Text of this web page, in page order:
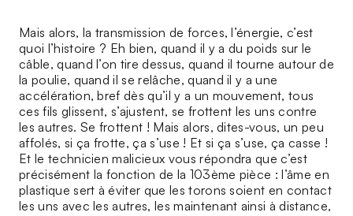
Mais alors, la transmission de forces, l’énergie, c’est
quoi l’histoire ? Eh bien, quand il y a du poids sur le
câble, quand l’on tire dessus, quand il tourne autour de
la poulie, quand il se relâche, quand il y a une
accélération, bref dès qu’il y a un mouvement, tous
ces fils glissent, s’ajustent, se frottent les uns contre
les autres. Se frottent ! Mais alors, dites-vous, un peu
affolés, si ça frotte, ça s’use ! Et si ça s’use, ça casse !
Et le technicien malicieux vous répondra que c’est
précisément la fonction de la 103ème pièce : l’âme en
plastique sert à éviter que les torons soient en contact
les uns avec les autres, les maintenant ainsi à distance,